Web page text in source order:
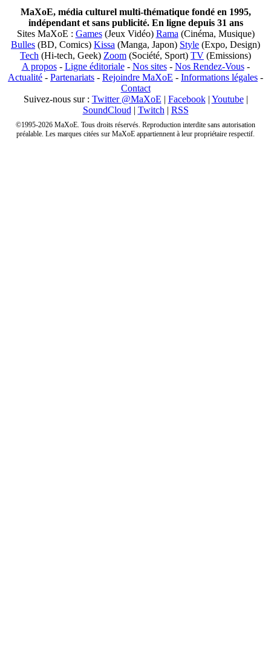
MaXoE, média culturel multi-thématique fondé en 1995,
indépendant et sans publicité. En ligne depuis 31 ans
Sites MaXoE : Games(Jeux Vidéo) Rama (Cinéma, Musique)
Bulles (BD, Comics) Kissa (Manga, Japon) Style (Expo, Design)
Tech (Hi-tech, Geek) Zoom (Société, Sport) TV (Emissions)
A propos- Ligne éditoriale- Nos sites- Nos Rendez-Vous-
Actualité - Partenariats - Rejoindre MaXoE - Informations légales -
Contact
Suivez-nous sur : Twitter @MaXoE | Facebook| Youtube|
SoundCloud | Twitch | RSS
©1995-2026 MaXoE. Tous droits réservés. Reproduction interdite sans autorisation
préalable. Les marques citées sur MaXoE appartiennent à leur propriétaire respectif.